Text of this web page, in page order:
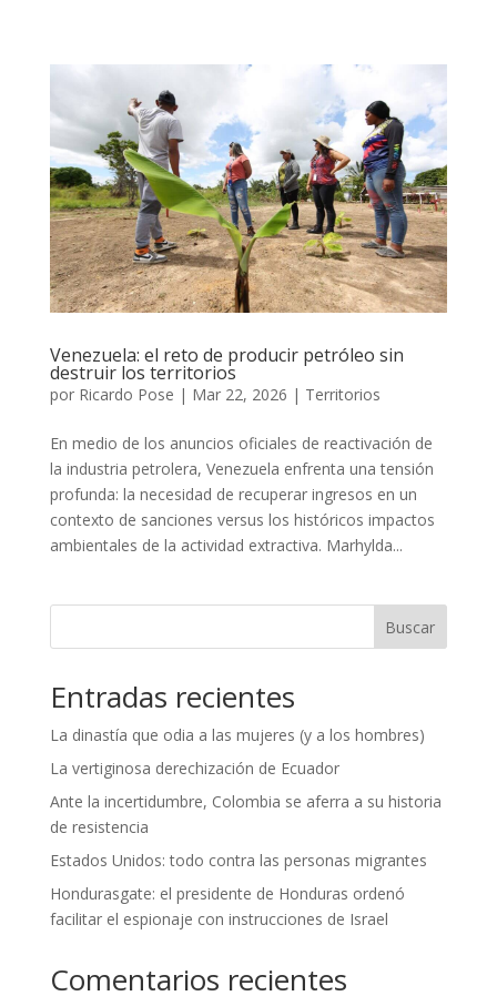
Venezuela: el reto de producir petróleo sin
destruir los territorios
por Ricardo Pose | Mar 22, 2026 | Territorios
En medio de los anuncios oficiales de reactivación de
la industria petrolera, Venezuela enfrenta una tensión
profunda: la necesidad de recuperar ingresos en un
contexto de sanciones versus los históricos impactos
ambientales de la actividad extractiva. Marhylda...
Buscar
Entradas recientes
La dinastía que odia a las mujeres (y a los hombres)
La vertiginosa derechización de Ecuador
Ante la incertidumbre, Colombia se aferra a su historia
de resistencia
Estados Unidos: todo contra las personas migrantes
Hondurasgate: el presidente de Honduras ordenó
facilitar el espionaje con instrucciones de Israel
Comentarios recientes